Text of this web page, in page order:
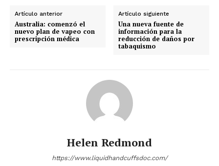
últimas noticias
Suscríbete a nuestro boletín diario y
recibe todas las noticias del vapeo y la
electrónico.
Subscribe to our daily clipping and
Artículo anterior
Australia: comenzó el
nuevo plan de vapeo con
prescripción médica
Artículo siguiente
Una nueva fuente de
información para la
reducción de daños por
tabaquismo
Helen Redmond
https://www.liquidhandcuffsdoc.com/